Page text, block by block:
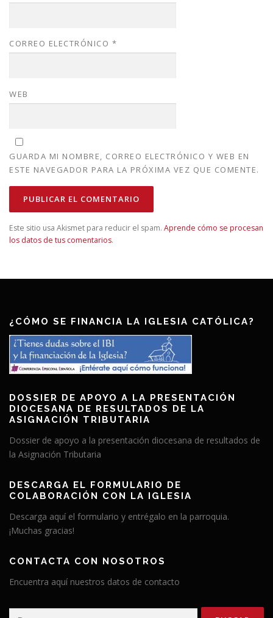
CORREO ELECTRÓNICO *
WEB
GUARDA MI NOMBRE, CORREO ELECTRÓNICO Y WEB EN
ESTE NAVEGADOR PARA LA PRÓXIMA VEZ QUE COMENTE.
Este sitio usa Akismet para reducir el spam. Aprende cómo se procesan
los datos de tus comentarios.
¿CÓMO SE FINANCIA LA IGLESIA CATÓLICA?
DOSSIER DE APOYO A LA PRESENTACIÓN
DIOCESANA DE RESULTADOS DE LA
ASIGNACIÓN TRIBUTARIA
Dossier de apoyo a la presentación diocesana de resultados de
la Asignación Tributaria
DESCARGA EL FORMULARIO DE
COLABORACIÓN CON LA IGLESIA
Descarga aquí el formulario y entrégalo en la parroquia.
¡Muchas gracias!
CONTACTA CON NOSOTROS
Encuentra aquí nuestros datos de contacto